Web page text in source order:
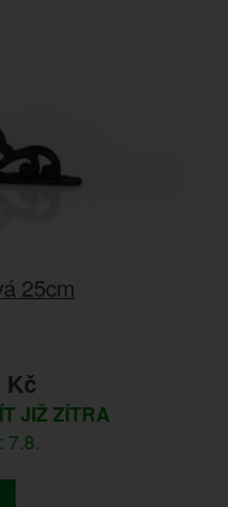
25cm
Kč
JIŽ ZÍTRA
7.8.